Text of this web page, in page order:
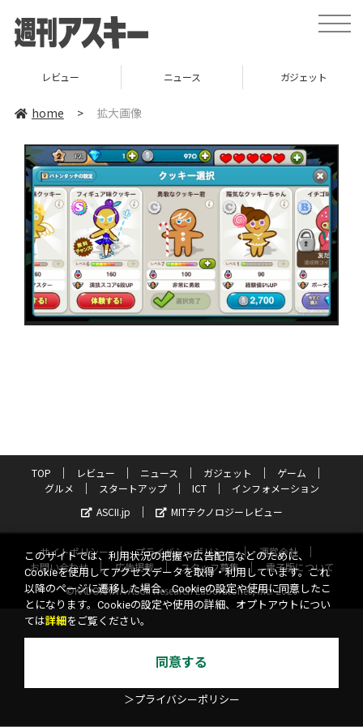
toggle
レビュー ニュース ガジェット
home > 拡大画像
TOP レビュー ニュース ガジェット
ゲーム
グルメ
スタートアップ ICT
インフォメーション
ASCII.jp
MITテクノロジーレビュー
サイトポリシー プライバシーポリシー
運営会社
お問い合わせ
広告掲載 スタッフ募集
電子版について
©KADOKAWA ASCII Research Laboratories, Inc. 2026
このサイトでは、利用状況の把握や広告配信などのために、
Cookieを使用してアクセスデータを取得・利用しています。これ
以降のページに遷移した場合、Cookieの設定や使用に同意したこ
とになります。Cookieの設定や使用の詳細、オプトアウトについ
ては詳細 をご覧ください。
同意する
＞プライバシーポリシー